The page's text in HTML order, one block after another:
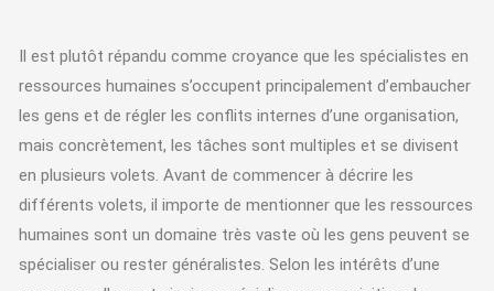
Il est plutôt répandu comme croyance que les spécialistes en
ressources humaines s’occupent principalement d’embaucher
les gens et de régler les conflits internes d’une organisation,
mais concrètement, les tâches sont multiples et se divisent
en plusieurs volets. Avant de commencer à décrire les
différents volets, il importe de mentionner que les ressources
humaines sont un domaine très vaste où les gens peuvent se
spécialiser ou rester généralistes. Selon les intérêts d’une